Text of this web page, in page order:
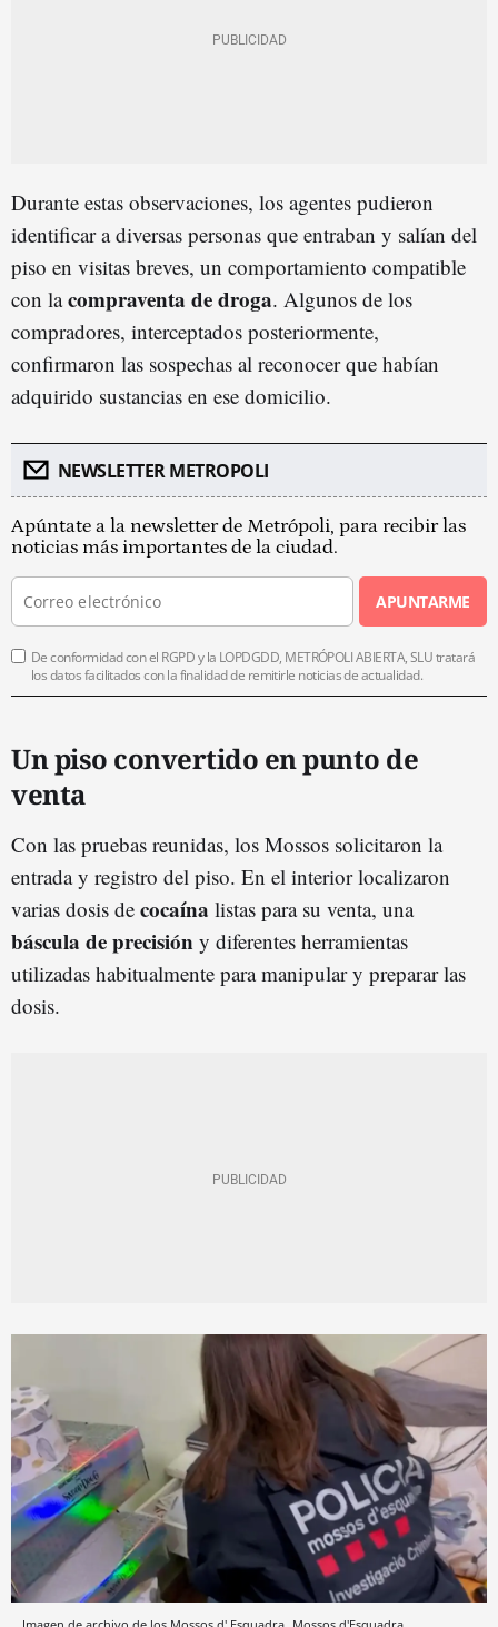
Durante estas observaciones, los agentes pudieron
identificar a diversas personas que entraban y salían del
piso en visitas breves, un comportamiento compatible
con lacompraventa de droga. Algunos de los
compradores, interceptados posteriormente,
confirmaron las sospechas al reconocer que habían
adquirido sustancias en ese domicilio.
NEWSLETTER METROPOLI
Apúntate a la newsletter de Metrópoli, para recibir las
noticias más importantes de la ciudad.
APUNTARME
De conformidad con el RGPD y la LOPDGDD, METRÓPOLI ABIERTA, SLU tratará
los datos facilitados con la finalidad de remitirle noticias de actualidad.
Un piso convertido en punto de
venta
Con las pruebas reunidas, los Mossos solicitaron la
entrada y registro del piso. En el interior localizaron
varias dosis de cocaína listas para su venta, una
báscula de precisión y diferentes herramientas
utilizadas habitualmente para manipular y preparar las
dosis.